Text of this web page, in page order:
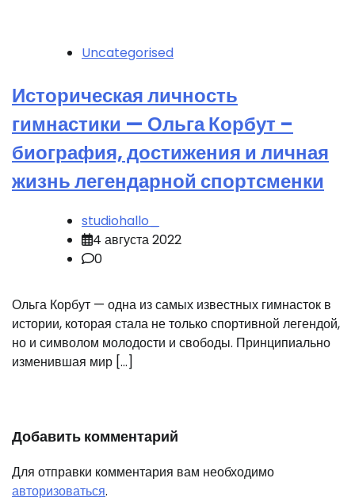
Uncategorised
Историческая личность
гимнастики — Ольга Корбут –
биография, достижения и личная
жизнь легендарной спортсменки
studiohallo_
4 августа 2022
0
Ольга Корбут — одна из самых известных гимнасток в
истории, которая стала не только спортивной легендой,
но и символом молодости и свободы. Принципиально
изменившая мир […]
Добавить комментарий
Для отправки комментария вам необходимо
авторизоваться.